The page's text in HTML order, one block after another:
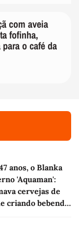
com aveia
fofinha,
o café da
anos, o Blanka
'Aquaman':
cervejas de
criando bebendo